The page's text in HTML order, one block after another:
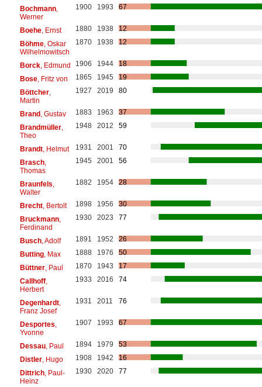
Bochmann,
Werner
1900 1993 67
Boehe, Ernst 1880 1938
12
Böhme, Oskar
Wilhelmowitsch
1870 1938 12
Borck, Edmund 1906 1944
18
Bose, Fritz von 1865 1945
19
Böttcher,
Martin
1927 2019 80
Brand, Gustav 1883 1963
37
Brandmüller,
Theo
1948 2012 59
Brandt, Helmut 1931 2001
70
Brasch,
Thomas
1945 2001 56
Braunfels
Walter
1882 1954 28
Brecht, Bertolt 1898 1956
30
Bruckmann,
Ferdinand
1930 2023 77
Busch, Adolf 1891 1952
26
Butting, Max 1888 1976
50
Büttner, Paul 1870 1943
17
Callhoff,
Herbert
1933 2016 74
Degenhardt,
Franz Josef
1931 2011 76
Desportes
Yvonne
1907 1993 67
Dessau, Paul 1894 1979
53
Distler, Hugo 1908 1942
16
Dittrich, Paul-
Heinz
1930 2020 77